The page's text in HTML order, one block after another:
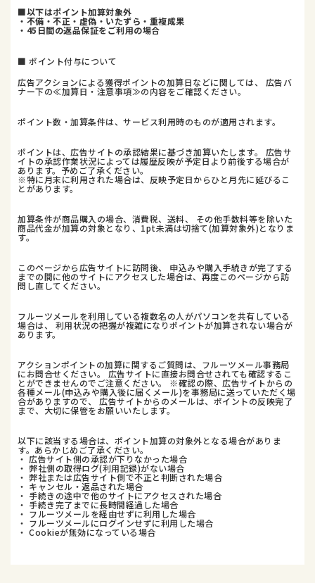
■以下はポイント加算対象外
・不備・不正・虚偽・いたずら・重複成果
・45日間の返品保証をご利用の場合
■ ポイント付与について
広告アクションによる獲得ポイントの加算日などに関しては、 広告バ
ナー下の≪加算日・注意事項≫の内容をご確認ください。
ポイント数・加算条件は、サービス利用時のものが適用されます。
ポイントは、広告サイトの承認結果に基づき加算いたします。 広告サ
イトの承認作業状況によっては履歴反映が予定日より前後する場合が
あります。予めご了承ください。
※特に月末に利用された場合は、反映予定日からひと月先に延びるこ
とがあります。
加算条件が商品購入の場合、消費税、送料、 その他手数料等を除いた
商品代金が加算の対象となり、1pt未満は切捨て(加算対象外)となりま
す。
このページから広告サイトに訪問後、 申込みや購入手続きが完了する
までの間に他のサイトにアクセスした場合は、再度このページから訪
問し直してください。
フルーツメールを利用している複数名の人がパソコンを共有している
場合は、 利用状況の把握が複雑になりポイントが加算されない場合が
あります。
アクションポイントの加算に関するご質問は、フルーツメール事務局
にお問合せください。 広告サイトに直接お問合せされても確認するこ
とができませんのでご注意ください。 ※確認の際、広告サイトからの
各種メール(申込みや購入後に届くメール)を事務局に送っていただく場
合がありますので、 広告サイトからのメールは、ポイントの反映完了
まで、大切に保管をお願いいたします。
以下に該当する場合は、ポイント加算の対象外となる場合がありま
す。あらかじめご了承ください。
・ 広告サイト側の承認が下りなかった場合
・ 弊社側の取得ログ(利用記録)がない場合
・ 弊社または広告サイト側で不正と判断された場合
・ キャンセル・返品された場合
・ 手続きの途中で他のサイトにアクセスされた場合
・ 手続き完了までに長時間経過した場合
・ フルーツメールを経由せずに利用した場合
・ フルーツメールにログインせずに利用した場合
・ Cookieが無効になっている場合